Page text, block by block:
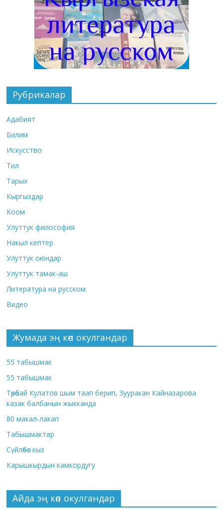
Рубрикалар
Адабият
Билим
Искусство
Тил
Тарых
Кыргыздар
Коом
Улуттук философия
Накыл кептер
Улуттук оюндар
Улуттук тамак-аш
Литература на русском
Видео
Жумада эң көп окулгандар
55 табышмак
55 табышмак
Төрөбай Кулатов шым таап берип, Зууракан Кайназарова
казак балбанын жыкканда
80 макал-лакап
Табышмактар
Сүйлөбөс кыз
Карышкырдын камкордугу
Айда эң көп окулгандар